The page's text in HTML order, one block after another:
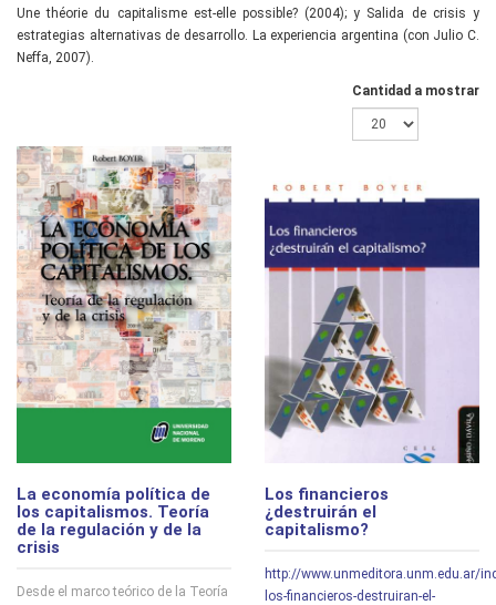
Une théorie du capitalisme est-elle possible? (2004); y Salida de crisis y
estrategias alternativas de desarrollo. La experiencia argentina (con Julio C.
Neffa, 2007).
Cantidad a mostrar
La economía política de
los capitalismos. Teoría
de la regulación y de la
crisis
Desde el marco teórico de la Teoría
Los financieros
¿destruirán el
capitalismo?
http://www.unmeditora.unm.edu.ar/
los-financieros-destruiran-el-